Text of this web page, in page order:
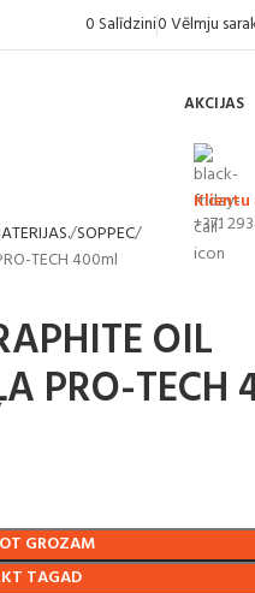
0 Salīdzini0Vēlmju
AKCIJAS
+371
SOPPEC
TECH 400ml
OIL
PRO-TECH
GROZAM
TAGAD